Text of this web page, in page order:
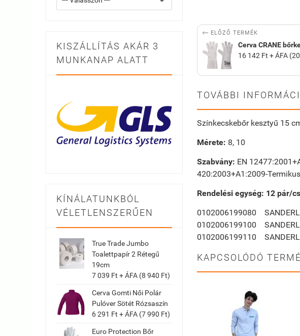
KISZÁLLÍTÁS AKÁR 3
MUNKANAP ALATT
KÍNÁLATUNKBÓL
VÉLETLENSZERŰEN
True Trade Jumbo
Toalettpapír 2 Rétegű
19cm
7 039 Ft + ÁFA (8 940 Ft)
Cerva Gomti Női Polár
Pulóver Sötét Rózsaszín
6 291 Ft + ÁFA (7 990 Ft)
Euro Protection Bőr
 ELŐZŐ TERMÉK
Cerva CRANE
16 142 Ft + ÁFA
TOVÁBBI
Színkecskebőr kesztyű 15
Mérete: 8, 10
Szabvány: EN
420:2003+A1:2009-
Rendelési egység: 12 pár/
0102006199080
0102006199100
0102006199110
KAPCSOLÓDÓ